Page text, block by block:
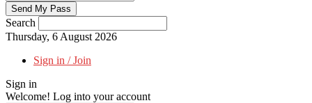
Search
Thursday, 6 August 2026
Sign in / Join
Sign in
Welcome! Log into your account